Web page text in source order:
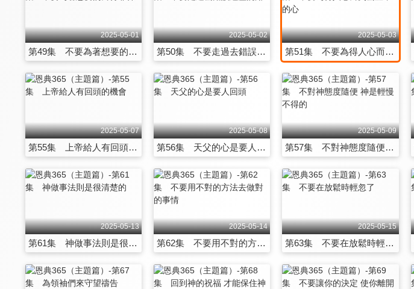
2025-05-01
第49集 不要為著想要的而得罪神
2025-05-02
第50集 不要走過去錯誤經歷的路
2025-05-03
第51集 不要為得人心而失去上帝的心
2025-05-07
第55集 上帝給人有回頭的機會
2025-05-08
第56集 天父的心是要人回頭
2025-05-09
第57集 不對神態度隨便 神是輕慢不得的
2025-05-13
第61集 神做事法則是很清楚的
2025-05-14
第62集 不要用不對的方法去做對的事情
2025-05-15
第63集 不要在放鬆時輕忽了